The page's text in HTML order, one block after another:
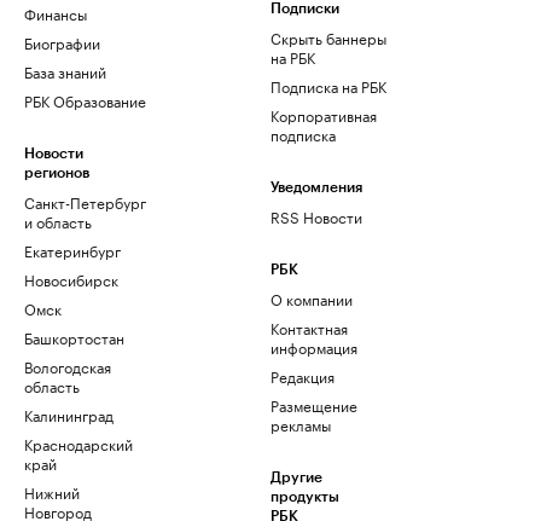
Финансы
Биографии
База знаний
РБК Образование
Новости
регионов
Санкт-Петербург
и область
Екатеринбург
Новосибирск
Омск
Башкортостан
Вологодская
область
Калининград
Краснодарский
край
Нижний
Новгород
Подписки
Скрыть баннеры
на РБК
Подписка на РБК
Корпоративная
подписка
Уведомления
RSS Новости
РБК
О компании
Контактная
информация
Редакция
Размещение
рекламы
Другие
продукты
РБК